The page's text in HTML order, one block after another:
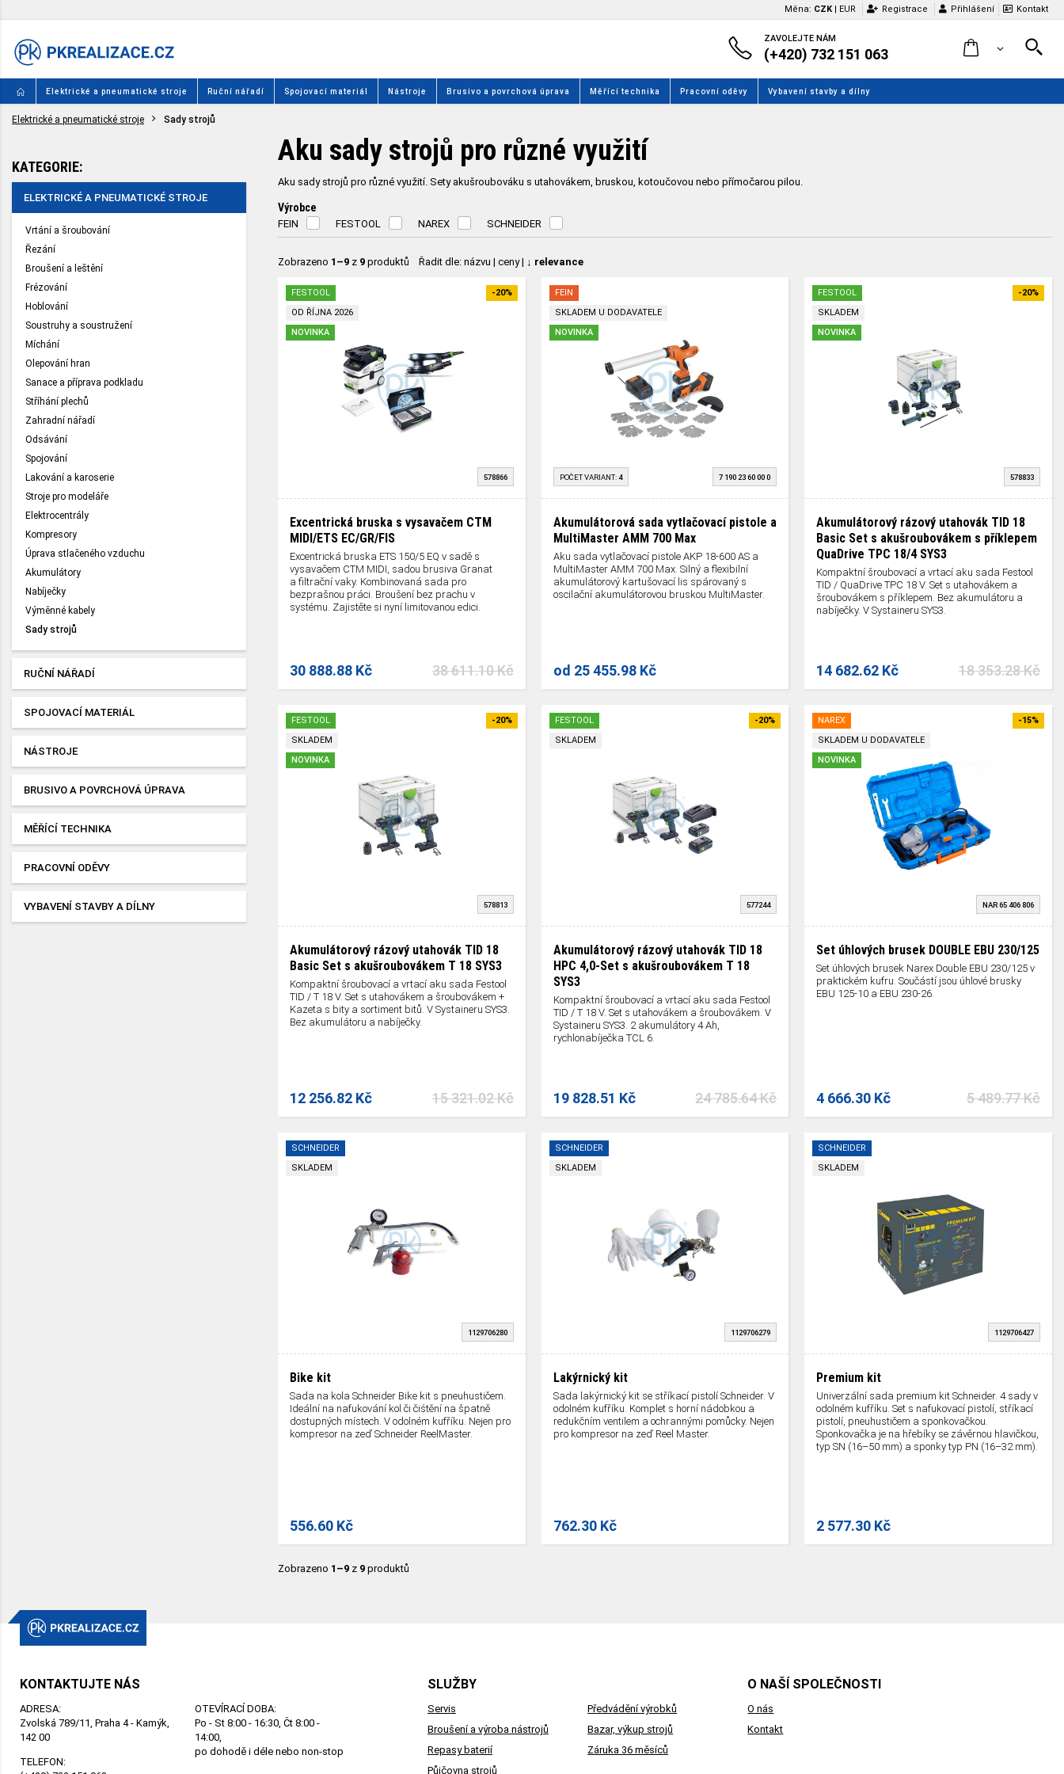
Měna: CZK | EUR Registrace Přihlášení Kontakt
ZAVOLEJTE NÁM
(+420) 732 151 063
Elektrické a pneumatické stroje Ruční nářadí Spojovací materiál Nástroje Brusivo a povrchová úprava Měřící technika Pracovní oděvy Vybavení stavby a dílny
Elektrické a pneumatické stroje Sady strojů
Aku sady strojů pro různé využití
Aku sady strojů pro různé využití. Sety akušroubováku s utahovákem, bruskou, kotoučovou nebo přímočarou pilou.
Výrobce
FEIN FESTOOL NAREX SCHNEIDER
Zobrazeno 1–9 z 9 produktů Řadit dle: názvu | ceny| ↓ relevance
FESTOOL
OD ŘÍJNA 2026
NOVINKA
-20%
578866
Excentrická bruska s vysavačem CTM
MIDI/ETS EC/GR/FIS
Excentrická bruska ETS 150/5 EQ v sadě s
vysavačem CTM MIDI, sadou brusiva Granat
a filtrační vaky. Kombinovaná sada pro
bezprašnou práci. Broušení bez prachu v
systému. Zajistěte si nyní limitovanou edici.
38 611.10 Kč
30 888.88 Kč
FEIN
SKLADEM U DODAVATELE
NOVINKA
POČET VARIANT:4 7 190 23 60 00 0
Akumulátorová sada vytlačovací pistole a
MultiMaster AMM 700 Max
Aku sada vytlačovací pistole AKP 18-600 AS a
MultiMaster AMM 700 Max. Silný a flexibilní
akumulátorový kartušovací lis spárovaný s
oscilační akumulátorovou bruskou MultiMaster.
od 25 455.98 Kč
FESTOOL
SKLADEM
NOVINKA
-20%
578833
Akumulátorový rázový utahovák TID 18
Basic Set s akušroubovákem s příklepem
QuaDrive TPC 18/4 SYS3
Kompaktní šroubovací a vrtací aku sada Festool
TID / QuaDrive TPC 18 V. Set s utahovákem a
šroubovákem s příklepem. Bez akumulátoru a
nabíječky. V Systaineru SYS3.
18 353.28 Kč
14 682.62 Kč
FESTOOL
SKLADEM
NOVINKA
-20%
578813
Akumulátorový rázový utahovák TID 18
Basic Set s akušroubovákem T 18 SYS3
Kompaktní šroubovací a vrtací aku sada Festool
TID / T 18 V. Set s utahovákem a šroubovákem +
Kazeta s bity a sortiment bitů. V Systaineru SYS3.
Bez akumulátoru a nabíječky.
15 321.02 Kč
12 256.82 Kč
FESTOOL
SKLADEM
-20%
577244
Akumulátorový rázový utahovák TID 18
HPC 4,0-Set s akušroubovákem T 18
SYS3
Kompaktní šroubovací a vrtací aku sada Festool
TID / T 18 V. Set s utahovákem a šroubovákem. V
Systaineru SYS3. 2 akumulátory 4 Ah,
rychlonabíječka TCL 6.
24 785.64 Kč
19 828.51 Kč
NAREX
SKLADEM U DODAVATELE
NOVINKA
-15%
NAR 65 406 806
Set úhlových brusek DOUBLE EBU 230/125
Set úhlových brusek Narex Double EBU 230/125 v
praktickém kufru. Součástí jsou úhlové brusky
EBU 125-10 a EBU 230-26.
5 489.77 Kč
4 666.30 Kč
SCHNEIDER
SKLADEM
1129706280
Bike kit
Sada na kola Schneider Bike kit s pneuhustičem.
Ideální na nafukování kol či čiśtění na špatně
dostupných místech. V odolném kufříku. Nejen pro
kompresor na zeď Schneider ReelMaster.
556.60 Kč
SCHNEIDER
SKLADEM
1129706279
Lakýrnický kit
Sada lakýrnický kit se stříkací pistolí Schneider. V
odolném kufříku. Komplet s horní nádobkou a
redukčním ventilem a ochrannými pomůcky. Nejen
pro kompresor na zeď Reel Master.
762.30 Kč
SCHNEIDER
SKLADEM
1129706427
Premium kit
Univerzální sada premium kit Schneider. 4 sady v
odolném kufříku. Set s nafukovací pistolí, stříkací
pistolí, pneuhustičem a sponkovačkou.
Sponkovačka je na hřebíky se závěrnou hlavičkou,
typ SN (16–50 mm) a sponky typ PN (16–32 mm).
2 577.30 Kč
Zobrazeno 1–9 z 9 produktů
KATEGORIE:
ELEKTRICKÉ A PNEUMATICKÉ STROJE
Vrtání a šroubování
Řezání
Broušení a leštění
Frézování
Hoblování
Soustruhy a soustružení
Míchání
Olepování hran
Sanace a příprava podkladu
Stříhání plechů
Zahradní nářadí
Odsávání
Spojování
Lakování a karoserie
Stroje pro modeláře
Elektrocentrály
Kompresory
Úprava stlačeného vzduchu
Akumulátory
Nabíječky
Výměnné kabely
Sady strojů
RUČNÍ NÁŘADÍ
SPOJOVACÍ MATERIÁL
NÁSTROJE
BRUSIVO A POVRCHOVÁ ÚPRAVA
MĚŘÍCÍ TECHNIKA
PRACOVNÍ ODĚVY
VYBAVENÍ STAVBY A DÍLNY
KONTAKTUJTE NÁS
ADRESA:
Zvolská 789/11, Praha 4 - Kamýk,
142 00
TELEFON:
OTEVÍRACÍ DOBA:
Po - St 8:00 - 16:30, Čt 8:00 -
14:00,
po dohodě i déle nebo non-stop
SLUŽBY
Servis
Broušení a výroba nástrojů
Repasy baterií
Půjčovna strojů
Předvádění výrobků
Bazar, výkup strojů
Záruka 36 měsíců
O NAŠÍ SPOLEČNOSTI
O nás
Kontakt